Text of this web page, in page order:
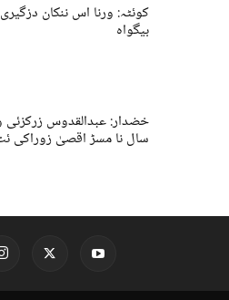
کوئٹہ: ورنا اس ننکان
بیگواہ
خضدار: عبدالقدوس زرکزئی
سال نا مسڑ اقصیٰ زوراکی